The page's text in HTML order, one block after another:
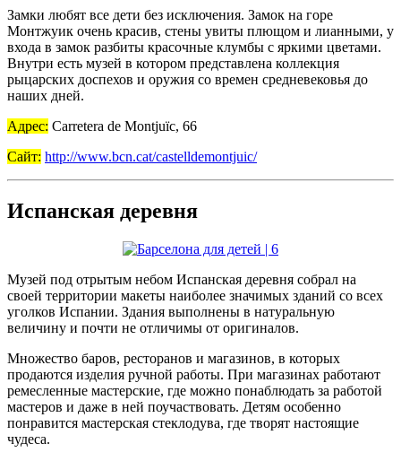
Замки любят все дети без исключения. Замок на горе
Монтжуик очень красив, стены увиты плющом и лианными, у
входа в замок разбиты красочные клумбы с яркими цветами.
Внутри есть музей в котором представлена коллекция
рыцарских доспехов и оружия со времен средневековья до
наших дней.
Адрес: Carretera de Montjuïc, 66
Сайт: http://www.bcn.cat/castelldemontjuic/
Испанская деревня
Музей под отрытым небом Испанская деревня собрал на
своей территории макеты наиболее значимых зданий со всех
уголков Испании. Здания выполнены в натуральную
величину и почти не отличимы от оригиналов.
Множество баров, ресторанов и магазинов, в которых
продаются изделия ручной работы. При магазинах работают
ремесленные мастерские, где можно понаблюдать за работой
мастеров и даже в ней поучаствовать. Детям особенно
понравится мастерская стеклодува, где творят настоящие
чудеса.